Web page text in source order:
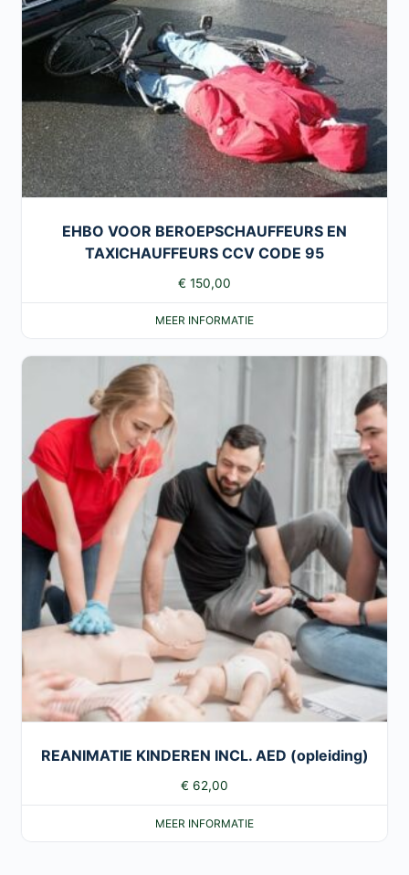
EHBO VOOR BEROEPSCHAUFFEURS EN
TAXICHAUFFEURS CCV CODE 95
€ 150,00
MEER INFORMATIE
REANIMATIE KINDEREN INCL. AED (opleiding)
€ 62,00
MEER INFORMATIE